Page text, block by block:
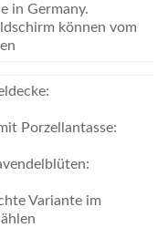
in Germany.
können vom
Mitteldecke:
Porzellantasse:
Variante im